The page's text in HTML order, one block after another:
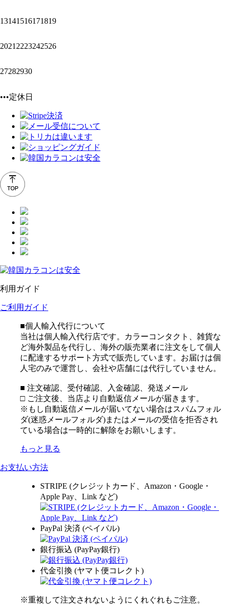
13141516171819
2021 2223242526
27282930
•••定休日
利用ガイド
ご利用ガイド
■個人輸入代行について
当社は個人輸入代行店です。カラーコンタクト、雑貨な
ど海外製品を代行し、海外の販売業者に注文をして個人
に配達するサポート方式で販売しています。お届けは個
人宅のみで運営し、会社や店舗には代行していません。
■ 注文確認、受付確認、入金確認、発送メール
□ ご注文後、当店より自動返信メールが届きます。
※もし自動返信メールが届いてない場合はスパムフォル
ダ(迷惑メールフォルダ)またはメールの受信を拒否され
ている場合は一時的に解除をお願いします。
もっと見る
お支払い方法
STRIPE (クレジットカード、Amazon・Google・
Apple Pay、Link など)
PayPal 決済 (ペイパル)
銀行振込 (PayPay銀行)
代金引換 (ヤマト便コレクト)
※重複して注文されないようにくれぐれもご注意。